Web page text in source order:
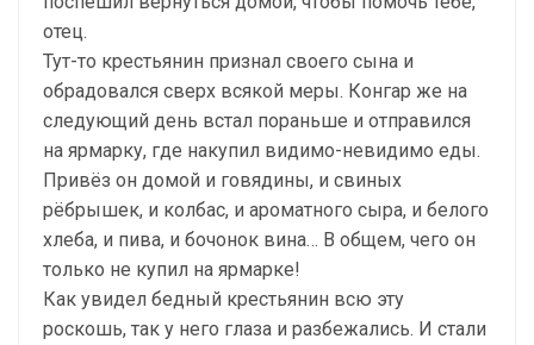
отец.
Тут-то крестьянин признал своего сына и
обрадовался сверх всякой меры. Конгар же на
следующий день встал пораньше и отправился
на ярмарку, где накупил видимо-невидимо еды.
Привёз он домой и говядины, и свиных
рёбрышек, и колбас, и ароматного сыра, и белого
хлеба, и пива, и бочонок вина… В общем, чего он
только не купил на ярмарке!
Как увидел бедный крестьянин всю эту
роскошь, так у него глаза и разбежались. И стали